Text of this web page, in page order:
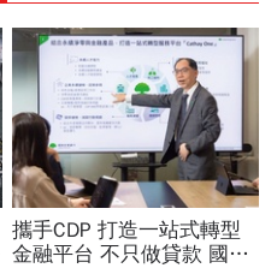
攜手CDP 打造一站式轉型
金融平台 不只做貸款 國泰